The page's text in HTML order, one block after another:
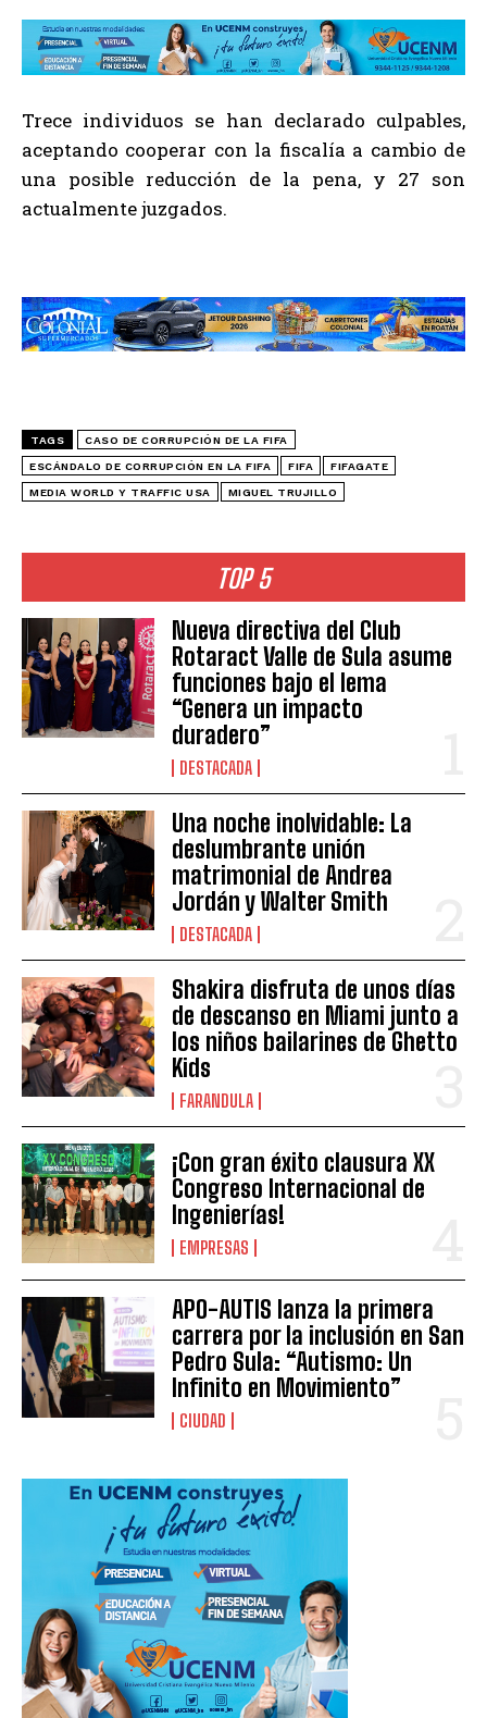
TOP 5
Nueva directiva del Club
Rotaract Valle de Sula asume
funciones bajo el lema
“Genera un impacto
duradero”
DESTACADA
Una noche inolvidable: La
deslumbrante unión
matrimonial de Andrea
Jordán y Walter Smith
DESTACADA
Shakira disfruta de unos días
de descanso en Miami junto a
los niños bailarines de Ghetto
Kids
FARANDULA
¡Con gran éxito clausura XX
Congreso Internacional de
Ingenierías!
EMPRESAS
APO-AUTIS lanza la primera
carrera por la inclusión en San
Pedro Sula: “Autismo: Un
Infinito en Movimiento”
CIUDAD
Trece individuos se han declarado culpables,
aceptando cooperar con la fiscalía a cambio de
una posible reducción de la pena, y 27 son
actualmente juzgados.
TAGS CASO DE CORRUPCIÓN DE LA FIFA
ESCÁNDALO DE CORRUPCIÓN EN LA FIFA FIFA FIFAGATE
MEDIA WORLD Y TRAFFIC USA MIGUEL TRUJILLO